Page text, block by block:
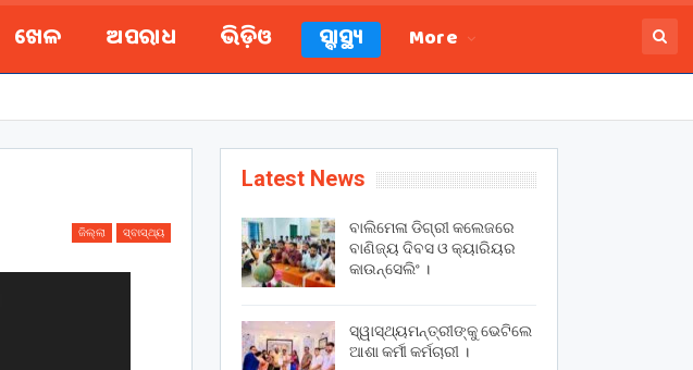
ଖେଳ ଅପରାଧ ଭିଡ଼ିଓ ସ୍ବାସ୍ଥ୍ୟ More
ଜିଲ୍ଲା ସ୍ବାସ୍ଥ୍ୟ
Latest News
ବାଲିମେଳା ଡିଗ୍ରୀ କଲେଜରେ
ବାଣିଜ୍ୟ ଦିବସ ଓ କ୍ୟାରିୟର
କାଉନ୍ସେଲିଂ ।
ସ୍ୱାସ୍ଥ୍ୟମନ୍ତ୍ରୀଙ୍କୁ ଭେଟିଲେ
ଆଶା କର୍ମୀ କର୍ମଚାରୀ ।